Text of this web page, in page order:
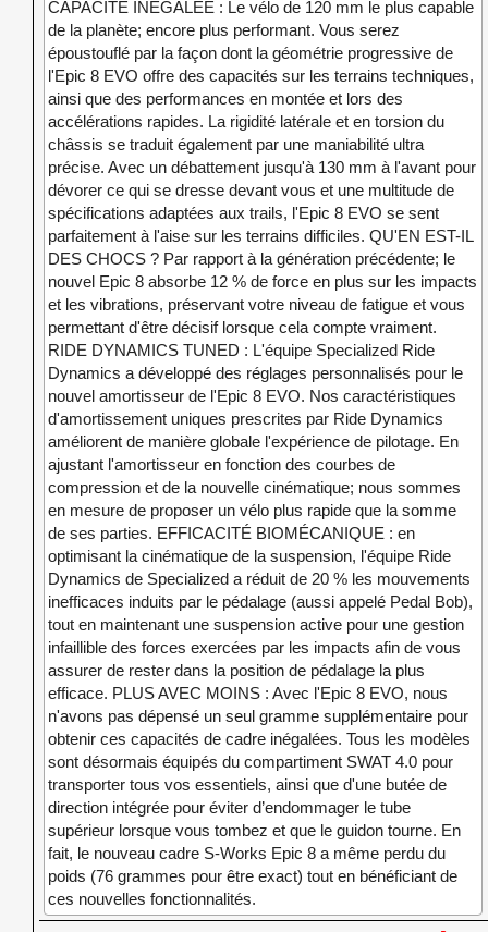
CAPACITÉ INÉGALÉE : Le vélo de 120 mm le plus capable
de la planète; encore plus performant. Vous serez
époustouflé par la façon dont la géométrie progressive de
l'Epic 8 EVO offre des capacités sur les terrains techniques,
ainsi que des performances en montée et lors des
accélérations rapides. La rigidité latérale et en torsion du
châssis se traduit également par une maniabilité ultra
précise. Avec un débattement jusqu'à 130 mm à l'avant pour
dévorer ce qui se dresse devant vous et une multitude de
spécifications adaptées aux trails, l'Epic 8 EVO se sent
parfaitement à l'aise sur les terrains difficiles. QU'EN EST-IL
DES CHOCS ? Par rapport à la génération précédente; le
nouvel Epic 8 absorbe 12 % de force en plus sur les impacts
et les vibrations, préservant votre niveau de fatigue et vous
permettant d'être décisif lorsque cela compte vraiment.
RIDE DYNAMICS TUNED : L'équipe Specialized Ride
Dynamics a développé des réglages personnalisés pour le
nouvel amortisseur de l'Epic 8 EVO. Nos caractéristiques
d'amortissement uniques prescrites par Ride Dynamics
améliorent de manière globale l'expérience de pilotage. En
ajustant l'amortisseur en fonction des courbes de
compression et de la nouvelle cinématique; nous sommes
en mesure de proposer un vélo plus rapide que la somme
de ses parties. EFFICACITÉ BIOMÉCANIQUE : en
optimisant la cinématique de la suspension, l'équipe Ride
Dynamics de Specialized a réduit de 20 % les mouvements
inefficaces induits par le pédalage (aussi appelé Pedal Bob),
tout en maintenant une suspension active pour une gestion
infaillible des forces exercées par les impacts afin de vous
assurer de rester dans la position de pédalage la plus
efficace. PLUS AVEC MOINS : Avec l'Epic 8 EVO, nous
n'avons pas dépensé un seul gramme supplémentaire pour
obtenir ces capacités de cadre inégalées. Tous les modèles
sont désormais équipés du compartiment SWAT 4.0 pour
transporter tous vos essentiels, ainsi que d'une butée de
direction intégrée pour éviter d’endommager le tube
supérieur lorsque vous tombez et que le guidon tourne. En
fait, le nouveau cadre S-Works Epic 8 a même perdu du
poids (76 grammes pour être exact) tout en bénéficiant de
ces nouvelles fonctionnalités.